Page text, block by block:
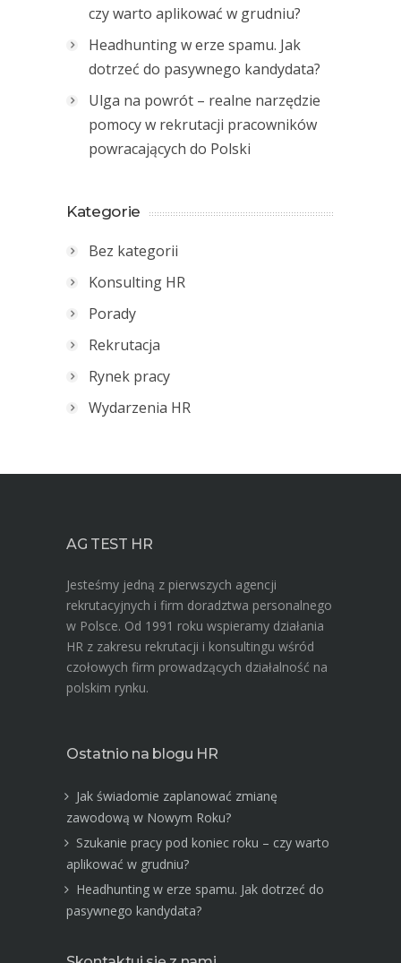
czy warto aplikować w grudniu?
Headhunting w erze spamu. Jak
dotrzeć do pasywnego kandydata?
Ulga na powrót – realne narzędzie
pomocy w rekrutacji pracowników
powracających do Polski
Kategorie
Bez kategorii
Konsulting HR
Porady
Rekrutacja
Rynek pracy
Wydarzenia HR
AG TEST HR
Jesteśmy jedną z pierwszych agencji
rekrutacyjnych i firm doradztwa personalnego
w Polsce. Od 1991 roku wspieramy działania
HR z zakresu rekrutacji i konsultingu wśród
czołowych firm prowadzących działalność na
polskim rynku.
Ostatnio na blogu HR
Jak świadomie zaplanować zmianę
zawodową w Nowym Roku?
Szukanie pracy pod koniec roku – czy warto
aplikować w grudniu?
Headhunting w erze spamu. Jak dotrzeć do
pasywnego kandydata?